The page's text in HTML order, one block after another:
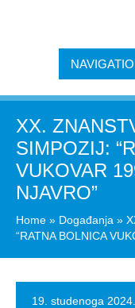
XX.
SIMPOZIJ:
VUKOVAR
NJAVRO”
Home » Događanja »
“RATNA BOLNICA
19. studenoga 2024.